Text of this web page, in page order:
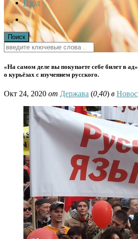
Вход
«На самом деле вы покупаете себе билет в
о курьёзах с изучением русского.
Окт 24, 2020 от Держава (0,40) в